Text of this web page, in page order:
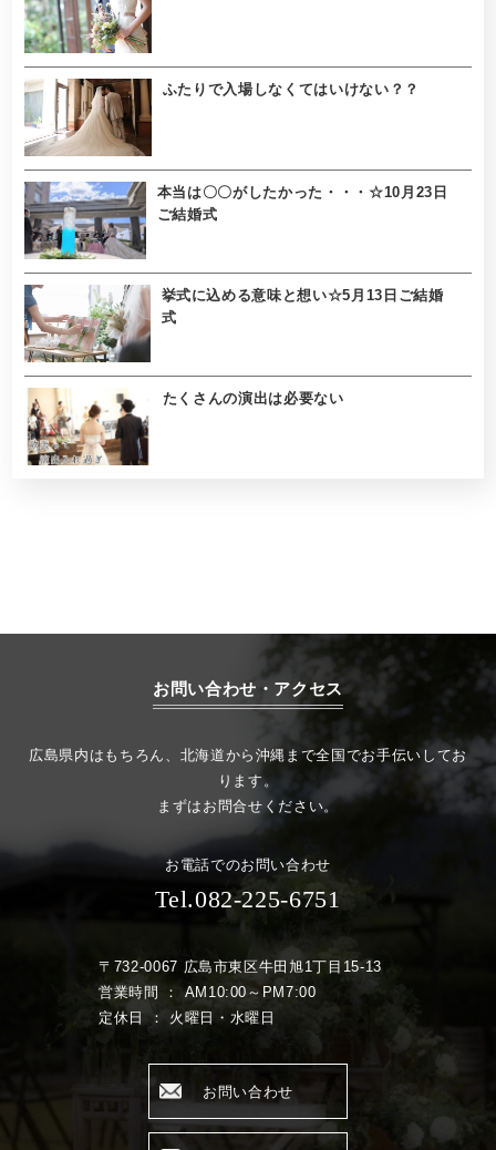
ふたりで入場しなくてはいけない？？
本当は〇〇がしたかった・・・☆10月23日
ご結婚式
挙式に込める意味と想い☆5月13日ご結婚
式
たくさんの演出は必要ない
お問い合わせ・アクセス
広島県内はもちろん、北海道から沖縄まで全国でお手伝いしてお
ります。
まずはお問合せください。
お電話でのお問い合わせ
Tel.082-225-6751
〒732-0067 広島市東区牛田旭1丁目15-13
営業時間 ： AM10:00～PM7:00
定休日 ： 火曜日・水曜日
お問い合わせ